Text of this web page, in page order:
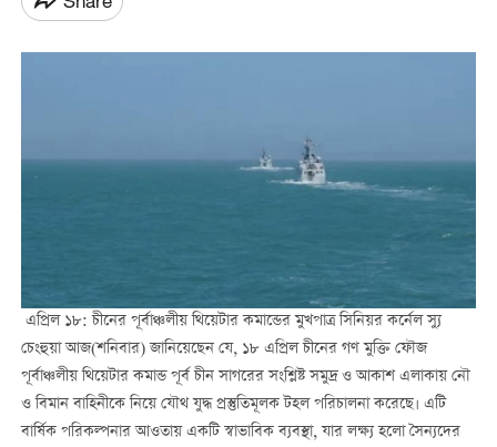
এপ্রিল ১৮: চীনের পূর্বাঞ্চলীয় থিয়েটার কমান্ডের মুখপাত্র সিনিয়র কর্নেল স্যু
চেংহুয়া আজ(শনিবার) জানিয়েছেন যে, ১৮ এপ্রিল চীনের গণ মুক্তি ফৌজ
পূর্বাঞ্চলীয় থিয়েটার কমান্ড পূর্ব চীন সাগরের সংশ্লিষ্ট সমুদ্র ও আকাশ এলাকায় নৌ
ও বিমান বাহিনীকে নিয়ে যৌথ যুদ্ধ প্রস্তুতিমূলক টহল পরিচালনা করেছে। এটি
বার্ষিক পরিকল্পনার আওতায় একটি স্বাভাবিক ব্যবস্থা, যার লক্ষ্য হলো সৈন্যদের